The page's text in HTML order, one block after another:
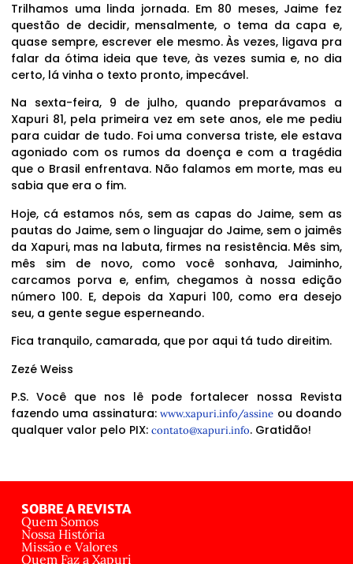
Trilhamos uma linda jornada. Em 80 meses, Jaime fez
questão de decidir, mensalmente, o tema da capa e,
quase sempre, escrever ele mesmo. Às vezes, ligava pra
falar da ótima ideia que teve, às vezes sumia e, no dia
certo, lá vinha o texto pronto, impecável.
Na sexta-feira, 9 de julho, quando preparávamos a
Xapuri 81, pela primeira vez em sete anos, ele me pediu
para cuidar de tudo. Foi uma conversa triste, ele estava
agoniado com os rumos da doença e com a tragédia
que o Brasil enfrentava. Não falamos em morte, mas eu
sabia que era o fim.
Hoje, cá estamos nós, sem as capas do Jaime, sem as
pautas do Jaime, sem o linguajar do Jaime, sem o jaimês
da Xapuri, mas na labuta, firmes na resistência. Mês sim,
mês sim de novo, como você sonhava, Jaiminho,
carcamos porva e, enfim, chegamos à nossa edição
número 100. E, depois da Xapuri 100, como era desejo
seu, a gente segue esperneando.
Fica tranquilo, camarada, que por aqui tá tudo direitim.
Zezé Weiss
P.S. Você que nos lê pode fortalecer nossa Revista
fazendo uma assinatura:www.xapuri.info/assine ou doando
qualquer valor pelo PIX: contato@xapuri.info. Gratidão!
SOBRE A REVISTA
Quem Somos
Nossa História
Missão e Valores
Quem Faz a Xapuri